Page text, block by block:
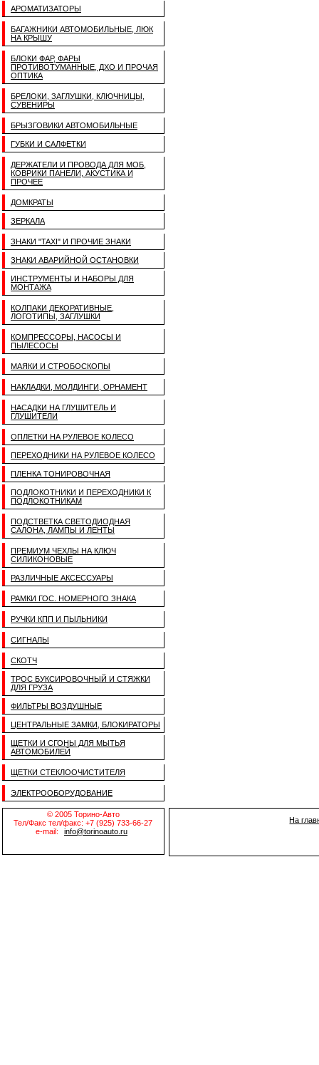
АРОМАТИЗАТОРЫ
БАГАЖНИКИ АВТОМОБИЛЬНЫЕ, ЛЮК
НА КРЫШУ
БЛОКИ ФАР, ФАРЫ
ПРОТИВОТУМАННЫЕ, ДХО И ПРОЧАЯ
ОПТИКА
БРЕЛОКИ, ЗАГЛУШКИ, КЛЮЧНИЦЫ,
СУВЕНИРЫ
БРЫЗГОВИКИ АВТОМОБИЛЬНЫЕ
ГУБКИ И САЛФЕТКИ
ДЕРЖАТЕЛИ И ПРОВОДА ДЛЯ МОБ,
КОВРИКИ ПАНЕЛИ, АКУСТИКА И
ПРОЧЕЕ
ДОМКРАТЫ
ЗЕРКАЛА
ЗНАКИ "TAXI" И ПРОЧИЕ ЗНАКИ
ЗНАКИ АВАРИЙНОЙ ОСТАНОВКИ
ИНСТРУМЕНТЫ И НАБОРЫ ДЛЯ
МОНТАЖА
КОЛПАКИ ДЕКОРАТИВНЫЕ,
ЛОГОТИПЫ, ЗАГЛУШКИ
КОМПРЕССОРЫ, НАСОСЫ И
ПЫЛЕСОСЫ
МАЯКИ И СТРОБОСКОПЫ
НАКЛАДКИ, МОЛДИНГИ, ОРНАМЕНТ
НАСАДКИ НА ГЛУШИТЕЛЬ И
ГЛУШИТЕЛИ
ОПЛЕТКИ НА РУЛЕВОЕ КОЛЕСО
ПЕРЕХОДНИКИ НА РУЛЕВОЕ КОЛЕСО
ПЛЕНКА ТОНИРОВОЧНАЯ
ПОДЛОКОТНИКИ И ПЕРЕХОДНИКИ К
ПОДЛОКОТНИКАМ
ПОДСТВЕТКА СВЕТОДИОДНАЯ
САЛОНА, ЛАМПЫ И ЛЕНТЫ
ПРЕМИУМ ЧЕХЛЫ НА КЛЮЧ
СИЛИКОНОВЫЕ
РАЗЛИЧНЫЕ АКСЕССУАРЫ
РАМКИ ГОС. НОМЕРНОГО ЗНАКА
РУЧКИ КПП И ПЫЛЬНИКИ
СИГНАЛЫ
СКОТЧ
ТРОС БУКСИРОВОЧНЫЙ И СТЯЖКИ
ДЛЯ ГРУЗА
ФИЛЬТРЫ ВОЗДУШНЫЕ
ЦЕНТРАЛЬНЫЕ ЗАМКИ, БЛОКИРАТОРЫ
ЩЕТКИ И СГОНЫ ДЛЯ МЫТЬЯ
АВТОМОБИЛЕЙ
ЩЕТКИ СТЕКЛООЧИСТИТЕЛЯ
ЭЛЕКТРООБОРУДОВАНИЕ
© 2005 Торино-Авто
Тел/Факс тел/факс: +7 (925) 733-66-27
e-mail:
info@torinoauto.ru
На